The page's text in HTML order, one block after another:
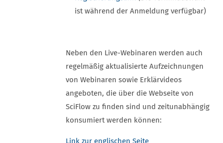
ist während der Anmeldung verfügbar)
Neben den Live-Webinaren werden auch
regelmäßig aktualisierte Aufzeichnungen
von Webinaren sowie Erklärvideos
angeboten, die über die Webseite von
SciFlow zu finden sind und zeitunabhängig
konsumiert werden können:
Link zur englischen Seite